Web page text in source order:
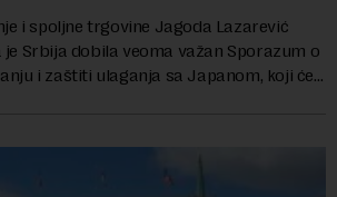
i spoljne trgovine Jagoda Lazarević
je Srbija dobila veoma važan Sporazum o
i zaštiti ulaganja sa Japanom, koji će